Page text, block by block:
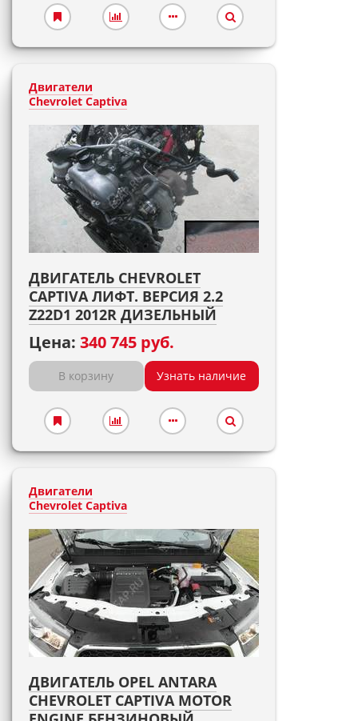
Двигатели
Chevrolet Captiva
ДВИГАТЕЛЬ CHEVROLET
CAPTIVA ЛИФТ. ВЕРСИЯ 2.2
Z22D1 2012R ДИЗЕЛЬНЫЙ
Цена: 340 745 руб.
В корзину Узнать наличие
Двигатели
Chevrolet Captiva
ДВИГАТЕЛЬ OPEL ANTARA
CHEVROLET CAPTIVA MOTOR